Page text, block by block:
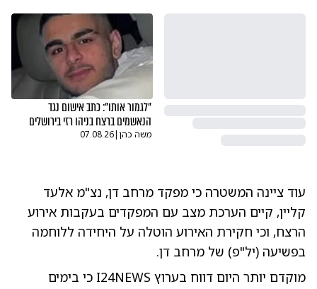
"לגמור אותו": כתב אישום נגד
הנאשמים ברצח בניהו רזי בירושלים
משה כהן|
07.08.26
עוד ציינה המשטרה כי מפקד מרחב דן, נצ"מ אלעד
קליין, קיים הערכת מצב עם המפקדים בעקבות אירוע
הרצח, וכי חקירת האירוע הוטלה על היחידה ללוחמה
בפשיעה (יל"פ) של מרחב דן.
מוקדם יותר היום דווח בערוץ I24NEWS כי בימים